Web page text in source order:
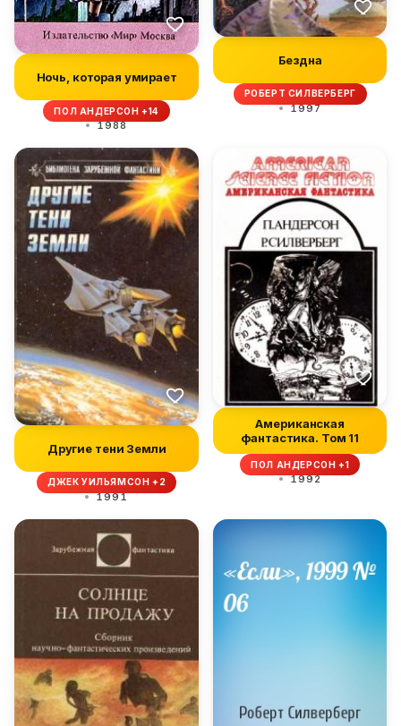
Ночь, которая умирает
ПОЛ АНДЕРСОН +14
1988
Бездна
РОБЕРТ СИЛВЕРБЕРГ
1997
Другие тени Земли
ДЖЕК УИЛЬЯМСОН +2
1991
Американская
фантастика. Том 11
ПОЛ АНДЕРСОН +1
1992